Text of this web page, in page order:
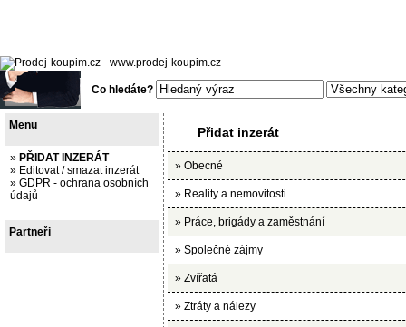
Co hledáte?
Menu
» PŘIDAT INZERÁT
» Editovat / smazat inzerát
» GDPR - ochrana osobních
údajů
Partneři
Přidat inzerát
» Obecné
» Reality a nemovitosti
» Práce, brigády a zaměstnání
» Společné zájmy
» Zvířatá
» Ztráty a nálezy